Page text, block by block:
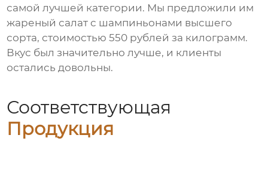
самой лучшей категории. Мы предложили им
жареный салат с шампиньонами высшего
сорта, стоимостью 550 рублей за килограмм.
Вкус был значительно лучше, и клиенты
остались довольны.
Соответствующая
Продукция